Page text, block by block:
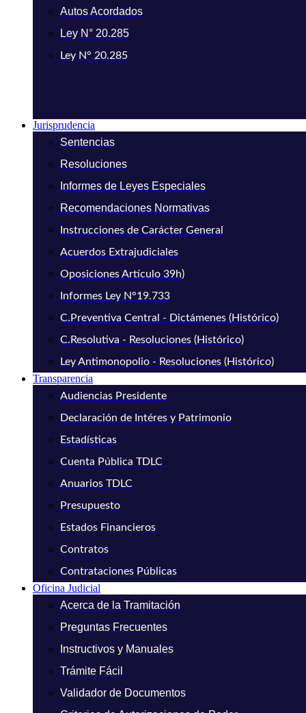
Autos Acordados
Ley N° 20.285
Ley N° 20.285
Jurisprudencia
Sentencias
Resoluciones
Informes de Leyes Especiales
Recomendaciones Normativas
Instrucciones de Carácter General
Acuerdos Extrajudiciales
Oposiciones Artículo 39h)
Informes Ley N°19.733
C.Preventiva Central - Dictámenes (Histórico)
C.Resolutiva - Resoluciones (Histórico)
Ley Antimonopolio - Resoluciones (Histórico)
Transparencia
Audiencias Presidente
Declaración de Intéres y Patrimonio
Estadísticas
Cuenta Pública TDLC
Anuarios TDLC
Presupuesto
Estados Financieros
Contratos
Contrataciones Públicas
Oficina Judicial
Acerca de la Tramitación
Preguntas Frecuentes
Instructivos y Manuales
Trámite Fácil
Validador de Documentos